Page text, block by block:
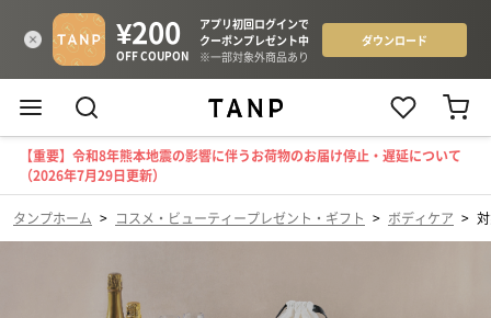
【重要】令和8年熊本地震の影響に伴うお荷物のお届け停止・遅延について
（2026年7月29日更新）
タンプホーム > コスメ・ビューティープレゼント・ギフト > ボディケア >